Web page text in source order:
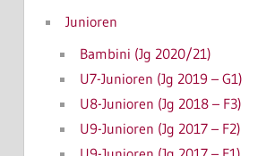
Junioren
Bambini (Jg 2020/21)
U7-Junioren (Jg 2019 – G1)
U8-Junioren (Jg 2018 – F3)
U9-Junioren (Jg 2017 – F2)